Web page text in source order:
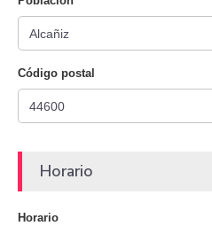
Código postal
Horario
Horario